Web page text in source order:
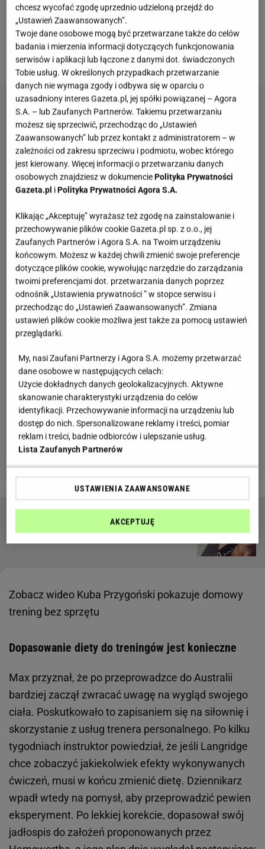
zestaw treningowy. Co się stanie, gdy postanowimy
zastosować rutynę Hemswortha? Max Langridge,
dziennikarz popularnego australijskiego magazynu
"Dmarge" postanowił to sprawdzić.
Dziennikarka przez dwa tygodnie robiła aż 500
przysiadów dziennie. Oto wyniki wyzwania
Zobacz wideo Kuba Przygoński pokazuje domowy
trening bez sprzętu
Dopasowanie diety do treningów jest konieczne
Max przyznał, że po przeprowadzce do Australii
bardziej zaczął zwracać uwagę na wygląd swojego
ciała. Poskutkowało to zapisaniem się na siłownię i
skorzystanie z usług trenera personalnego. Po kilku
tygodniach instruktor powiedział, że jeśli Langridge
chce zobaczyć jakiekolwiek efekty wykonywanych
ćwiczeń, musi w końcu zmienić dietę. Dziennikarz
wpadł wtedy na pomysł, aby przeprowadzić pewien
eksperyment. Po lekkiej korekcie, dopasował swój
jadłospis do założeń proponowanych przez
chcesz wycofać zgodę uprzednio udzieloną przejdź do
„Ustawień Zaawansowanych”.
Twoje dane osobowe mogą być przetwarzane także do celów
badania i mierzenia informacji dotyczących funkcjonowania
serwisów i aplikacji lub łączone z danymi dot. świadczonych
Tobie usług. W określonych przypadkach przetwarzanie
danych nie wymaga zgody i odbywa się w oparciu o
uzasadniony interes Gazeta.pl, jej spółki powiązanej – Agora
S.A. – lub Zaufanych Partnerów. Takiemu przetwarzaniu
możesz się sprzeciwić, przechodząc do „Ustawień
Zaawansowanych” lub przez kontakt z administratorem – w
zależności od zakresu sprzeciwu i podmiotu, wobec którego
jest kierowany. Więcej informacji o przetwarzaniu danych
osobowych znajdziesz w dokumenciePolityka Prywatności
Gazeta.pl iPolityka Prywatności Agora S.A.
Klikając „Akceptuję” wyrażasz też zgodę na zainstalowanie i
przechowywanie plików cookie Gazeta.pl sp. z o.o., jej
Zaufanych Partnerów i Agora S.A. na Twoim urządzeniu
końcowym. Możesz w każdej chwili zmienić swoje preferencje
dotyczące plików cookie, wywołując narzędzie do zarządzania
twoimi preferencjami dot. przetwarzania danych poprzez
odnośnik „Ustawienia prywatności ” w stopce serwisu i
przechodząc do „Ustawień Zaawansowanych”. Zmiana
ustawień plików cookie możliwa jest także za pomocą ustawień
przeglądarki.
My, nasi Zaufani Partnerzy i Agora S.A. możemy przetwarzać
dane osobowe w następujących celach:
Użycie dokładnych danych geolokalizacyjnych. Aktywne
skanowanie charakterystyki urządzenia do celów
identyfikacji. Przechowywanie informacji na urządzeniu lub
dostęp do nich. Spersonalizowane reklamy i treści, pomiar
reklam i treści, badnie odbiorców i ulepszanie usług.
Lista Zaufanych Partnerów
USTAWIENIA ZAAWANSOWANE
AKCEPTUJĘ